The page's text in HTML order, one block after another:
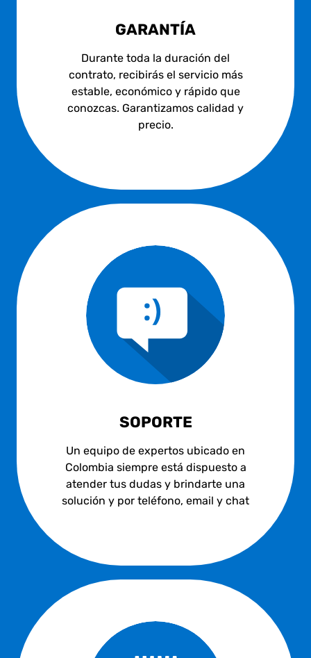
GARANTÍA
Durante toda la duración del
contrato, recibirás el servicio más
estable, económico y rápido que
conozcas. Garantizamos calidad y
precio.
SOPORTE
Un equipo de expertos ubicado en
Colombia siempre está dispuesto a
atender tus dudas y brindarte una
solución y por teléfono, email y chat